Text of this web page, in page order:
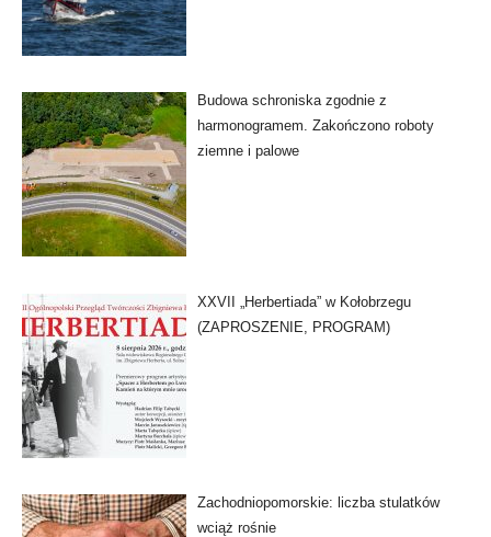
Budowa schroniska zgodnie z
harmonogramem. Zakończono roboty
ziemne i palowe
XXVII „Herbertiada” w Kołobrzegu
(ZAPROSZENIE, PROGRAM)
Zachodniopomorskie: liczba stulatków
wciąż rośnie